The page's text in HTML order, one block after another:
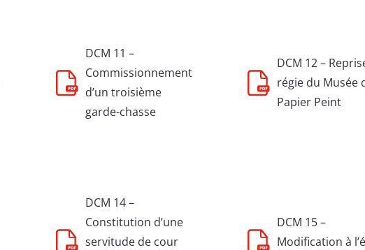
DCM 11 –
Commissionnement
d’un troisième
garde-chasse
DCM 12 –
régie du Musée
Papier Peint
DCM 14 –
Constitution d’une
servitude de cour
DCM 15 –
Modification à